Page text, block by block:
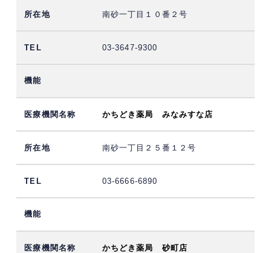
南砂一丁目１０番２号
03-3647-9300
かちどき薬局 みなみすな店
南砂一丁目２５番１２号
03-6666-6890
かちどき薬局 砂町店